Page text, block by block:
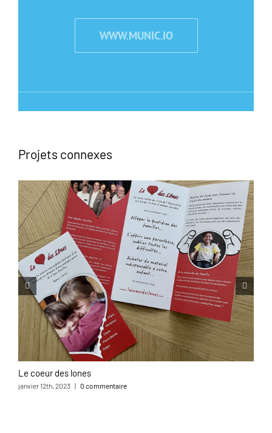
WWW.MUNIC.IO
Projets connexes
Le coeur des lones
janvier 12th, 2023 | 0 commentaire